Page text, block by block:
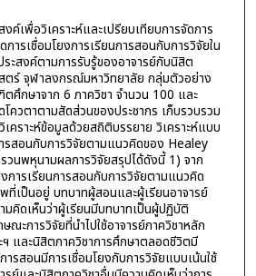
ค์เพื่อวิเคราะห์และเปรียบเทียบการจัดการ
ารเชื่อมโยงการเรียนการสอนกับการวิจัยใน
ะสงค์ตามการรับรู้ของอาจารย์กับนิสิต
ร์ จุฬาลงกรณ์มหาวิทยาลัย กลุ่มตัวอย่าง
ศึกษาจาก 6 ภาควิชา จำนวน 100 และ
ควตาตามสัดส่วนของประชากร เก็บรวบรวม
คราะห์ข้อมูลด้วยสถิติบรรยาย วิเคราะห์แบบ
รสอนกับการวิจัยตามแนวคิดของ Healey
วนพหุนามผลการวิจัยสรุปได้ดังนี้ 1) จาก
งการเรียนการสอนกับการวิจัยตามแนวคิด
เป็นอยู่ บทบาทผู้สอนและผู้เรียนอาจารย์
มคิดเห็นว่าผู้เรียนมีบทบาทเป็นผู้ปฏิบัติ
ณะการวิจัยที่นำไปใช้อาจารย์ภาควิชาหลัก
และนิสิตภาควิชาการศึกษาตลอดชีวิตมี
ารสอนมีการเชื่อมโยงกับการวิจัยแบบเน้นใช้